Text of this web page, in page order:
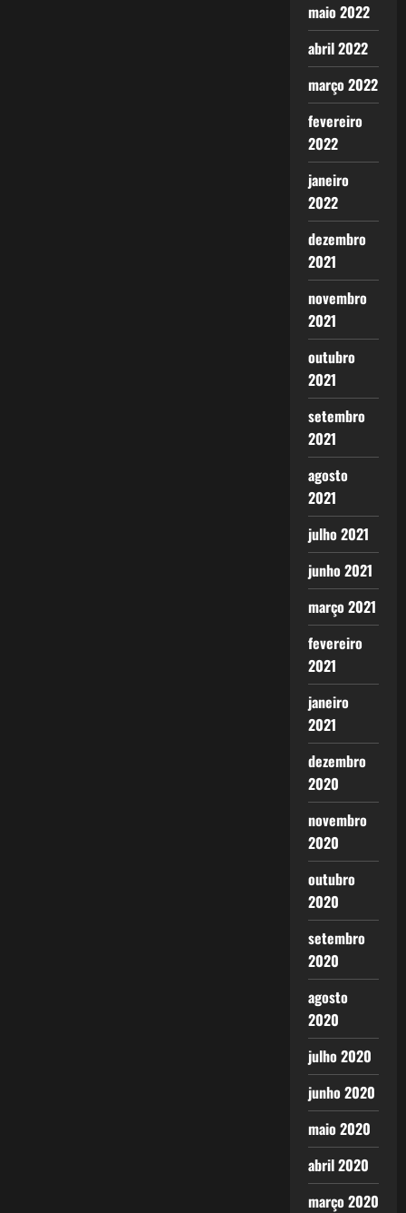
maio 2022
abril 2022
março 2022
fevereiro
2022
janeiro
2022
dezembro
2021
novembro
2021
outubro
2021
setembro
2021
agosto
2021
julho 2021
junho 2021
março 2021
fevereiro
2021
janeiro
2021
dezembro
2020
novembro
2020
outubro
2020
setembro
2020
agosto
2020
julho 2020
junho 2020
maio 2020
abril 2020
março 2020